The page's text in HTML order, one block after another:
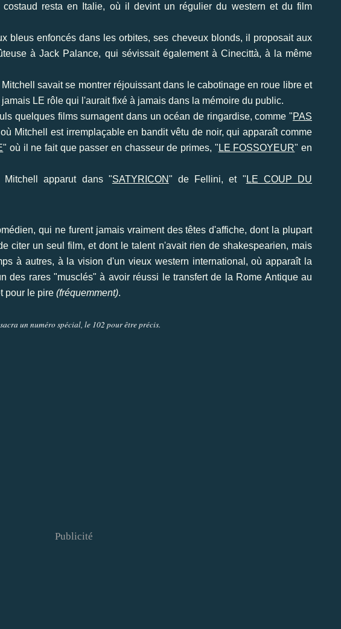
costaud resta en Italie, où il devint un régulier du western et du film
bleus enfoncés dans les orbites, ses cheveux blonds, il proposait aux
àJack Palance, qui sévissait également à Cinecittà, à la même
savait se montrer réjouissant dans le cabotinage en roue libre et
LE rôle qui l'aurait fixé à jamais dans la mémoire du public.
quelques films surnagent dans un océan de ringardise, comme "PAS
Mitchell est irremplaçable en bandit vêtu de noir, qui apparaît comme
" où il ne fait que passer en chasseur de primes, " LE FOSSOYEUR" en
apparut dans "SATYRICON" de Fellini, et " LE COUP DU
qui ne furent jamais vraiment des têtes d'affiche, dont la plupart
citer un seul film, et dont le talent n'avait rien de shakespearien, mais
à autres, à la vision d'un vieux western international, où apparaît la
des rares "musclés" à avoir réussi le transfert de la Rome Antique au
pour le pire (fréquemment).
un numéro spécial, le 102 pour être précis.
Publicité